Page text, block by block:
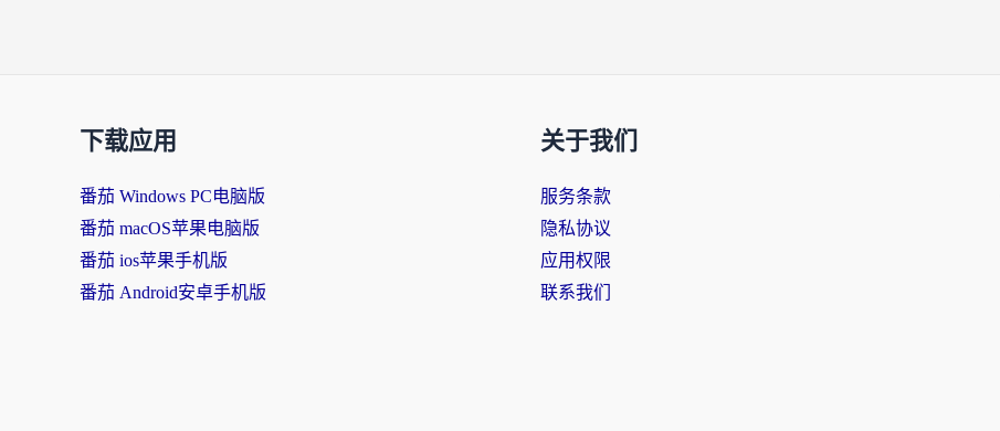
下载应用
番茄 Windows PC电脑版
番茄 macOS苹果电脑版
番茄 ios苹果手机版
番茄 Android安卓手机版
关于我们
服务条款
隐私协议
应用权限
联系我们